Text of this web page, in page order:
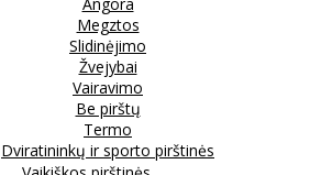
Megztos
Slidinėjimo
Žvejybai
Vairavimo
Be pirštų
Termo
Dviratininkų ir sporto pirštinės